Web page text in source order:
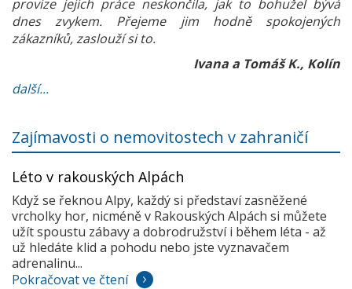
provize jejich práce neskončila, jak to bohužel bývá
dnes zvykem. Přejeme jim hodně spokojených
zákazníků, zaslouží si to.
Ivana a Tomáš K., Kolín
další...
Zajímavosti o nemovitostech v zahraničí
Léto v rakouských Alpách
Když se řeknou Alpy, každý si představí zasněžené
vrcholky hor, nicméně v Rakouských Alpách si můžete
užít spoustu zábavy a dobrodružství i během léta - až
už hledáte klid a pohodu nebo jste vyznavačem
adrenalinu...
Pokračovat ve čtení